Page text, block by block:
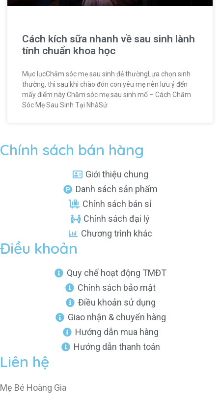
Cách kích sữa nhanh về sau sinh lành
tính chuẩn khoa học
Mục lụcChăm sóc mẹ sau sinh đẻ thườngLựa chọn sinh
thường, thì sau khi chào đón con yêu mẹ nên lưu ý đến
mấy điểm này:Chăm sóc mẹ sau sinh mổ – Cách Chăm
Sóc Mẹ Sau Sinh Tại NhàSử
Chính sách bán hàng
Giới thiệu chung
Danh sách sản phẩm
Chính sách bán sỉ
Chính sách đại lý
Chương trình khác
Điều khoản
Quy chế hoạt động TMĐT
Chính sách bảo mật
Điều khoản sử dụng
Giao nhận & chuyển hàng
Hướng dẫn mua hàng
Hướng dẫn thanh toán
Liên hệ
Mẹ Bé Hoàng Gia